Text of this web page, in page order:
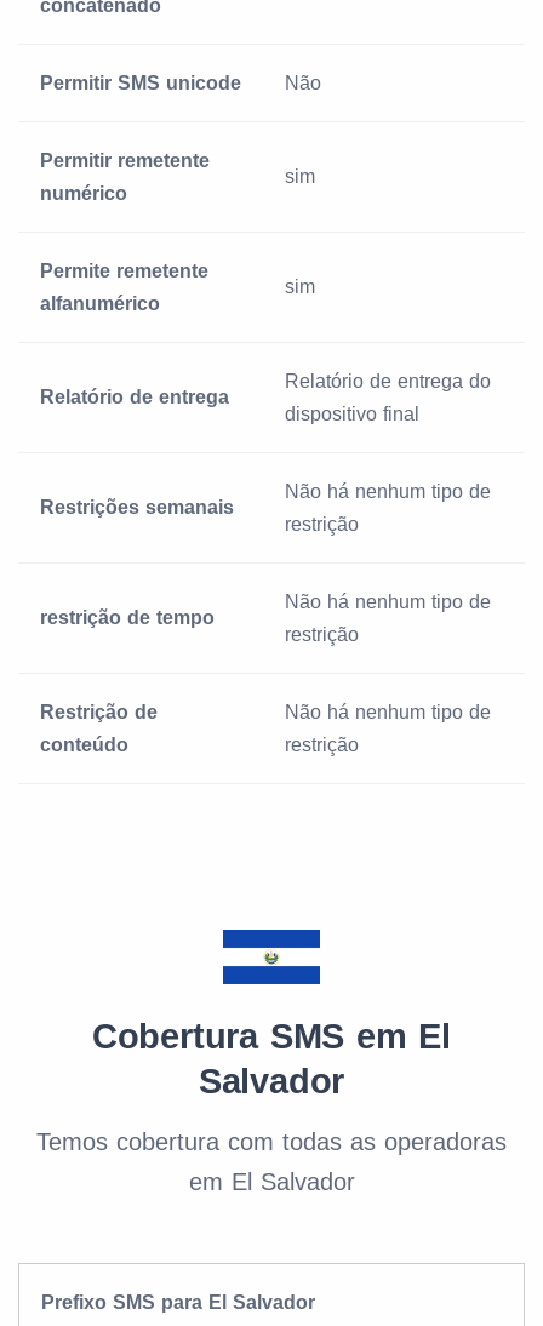
concatenado
Permitir SMS unicode Não
Permitir remetente
numérico
sim
Permite remetente
alfanumérico
sim
Relatório de entrega
Relatório de entrega do
dispositivo final
Restrições semanais
Não há nenhum tipo de
restrição
restrição de tempo
Não há nenhum tipo de
restrição
Restrição de
conteúdo
Não há nenhum tipo de
restrição
Cobertura SMS em El
Salvador
Temos cobertura com todas as operadoras
em El Salvador
Prefixo SMS para El Salvador